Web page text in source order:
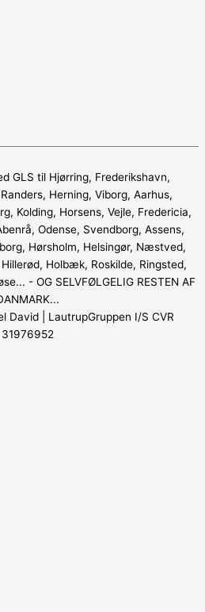
GLS til Hjørring, Frederikshavn,
Herning, Viborg, Aarhus,
Kolding, Horsens, Vejle, Fredericia,
Odense, Svendborg, Assens,
Hørsholm, Helsingør, Næstved,
Holbæk, Roskilde, Ringsted,
- OG SELVFØLGELIG RESTEN AF
David | LautrupGruppen I/S CVR
31976952